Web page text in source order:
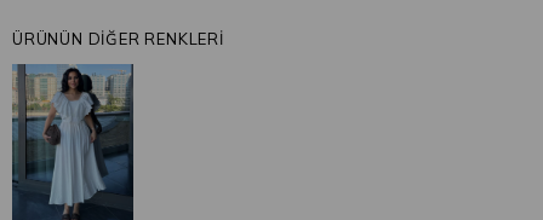
ÜRÜNÜN DİĞER RENKLERİ